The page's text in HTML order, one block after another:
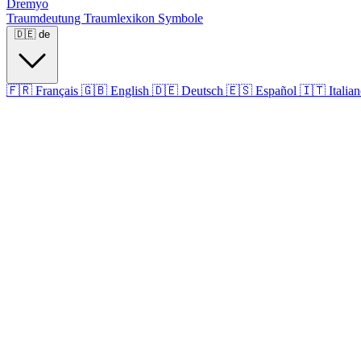
Dremyo
Traumdeutung Traumlexikon Symbole
🇩🇪 de
🇫🇷 Français 🇬🇧 English 🇩🇪 Deutsch 🇪🇸 Español 🇮🇹